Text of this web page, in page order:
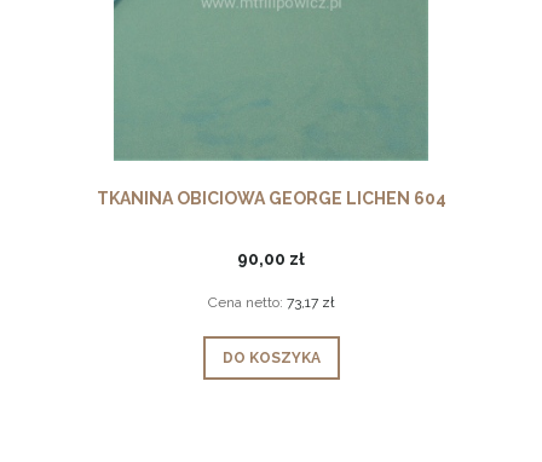
TKANINA OBICIOWA GEORGE LICHEN 604
90,00 zł
Cena netto: 73,17 zł
DO KOSZYKA